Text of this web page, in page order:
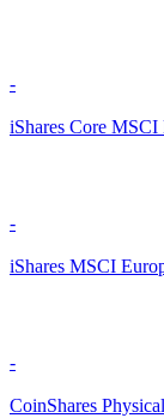
-
iShares Core
-
iShares MSCI
-
CoinShares